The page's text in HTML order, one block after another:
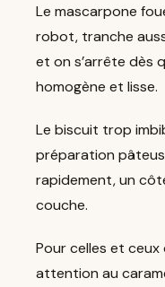
Le mascarpone
robot, tranche
et on s’arrête dès
homogène et lisse.
Le biscuit trop
préparation
rapidement, un
couche.
Pour celles et
attention au